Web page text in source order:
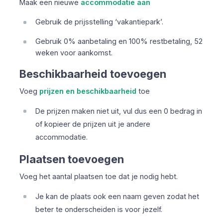
Maak een nieuwe accommodatie aan
Gebruik de prijsstelling ‘vakantiepark’.
Gebruik 0% aanbetaling en 100% restbetaling, 52
weken voor aankomst.
Beschikbaarheid toevoegen
Voeg prijzen en beschikbaarheid toe
De prijzen maken niet uit, vul dus een 0 bedrag in
of kopieer de prijzen uit je andere
accommodatie.
Plaatsen toevoegen
Voeg het aantal plaatsen toe dat je nodig hebt.
Je kan de plaats ook een naam geven zodat het
beter te onderscheiden is voor jezelf.